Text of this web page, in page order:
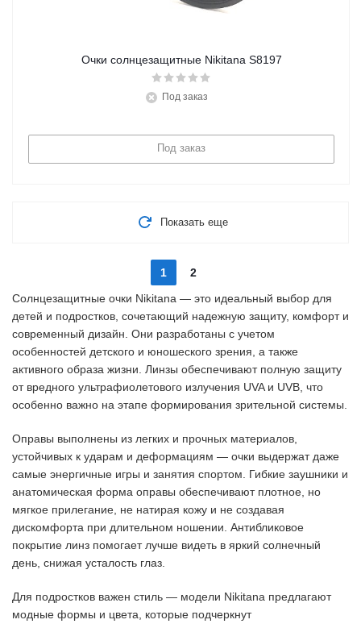
Очки солнцезащитные Nikitana S8197
Под заказ
Под заказ
Показать еще
1
2
Солнцезащитные очки Nikitana — это идеальный выбор для
детей и подростков, сочетающий надежную защиту, комфорт и
современный дизайн. Они разработаны с учетом
особенностей детского и юношеского зрения, а также
активного образа жизни. Линзы обеспечивают полную защиту
от вредного ультрафиолетового излучения UVA и UVB, что
особенно важно на этапе формирования зрительной системы.
Оправы выполнены из легких и прочных материалов,
устойчивых к ударам и деформациям — очки выдержат даже
самые энергичные игры и занятия спортом. Гибкие заушники и
анатомическая форма оправы обеспечивают плотное, но
мягкое прилегание, не натирая кожу и не создавая
дискомфорта при длительном ношении. Антибликовое
покрытие линз помогает лучше видеть в яркий солнечный
день, снижая усталость глаз.
Для подростков важен стиль — модели Nikitana предлагают
модные формы и цвета, которые подчеркнут